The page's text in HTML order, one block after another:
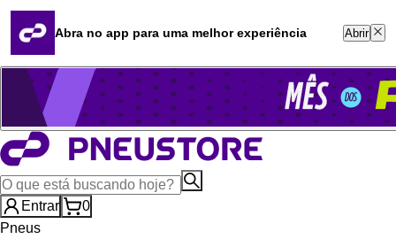
Quero revender
Blog
Whatsapp (16) 99764-8401
Televendas (47) 3046-2551
Entrar
0
Pneus
Abra no app para uma melhor experiência Abrir